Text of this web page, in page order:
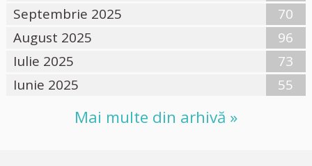
Septembrie 2025
70
August 2025
96
Iulie 2025
73
Iunie 2025
55
Mai multe din arhivă »